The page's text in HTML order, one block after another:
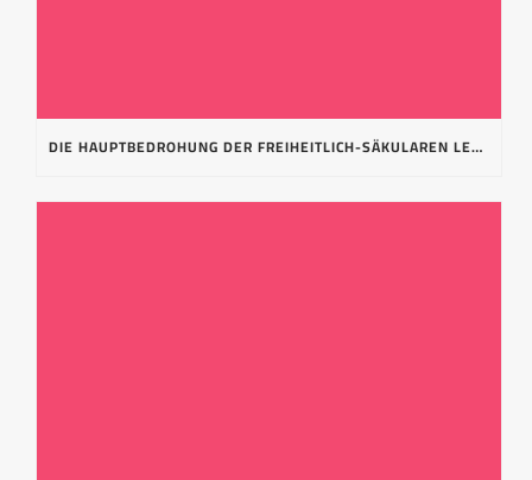
DIE HAUPTBEDROHUNG DER FREIHEITLICH-SÄKULAREN LEBENSORDNUNG IST DER ISLAM, NICHT DER „ISLAMISMUS“